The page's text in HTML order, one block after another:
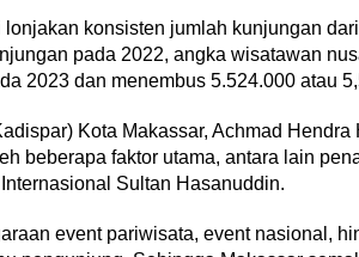
lonjakan konsisten jumlah kunjungan
pada 2022, angka wisatawan
2023 dan menembus 5.524.000 atau
Kota Makassar, Achmad
beberapa faktor utama, antara lain
Sultan Hasanuddin.
event pariwisata, event nasional,